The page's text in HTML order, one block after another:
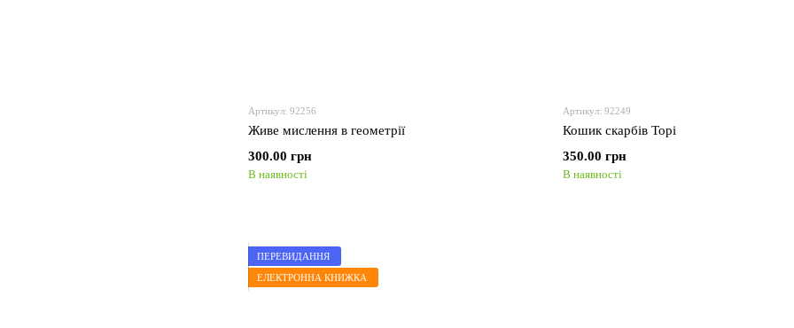
Артикул: 92256
Живе мислення в геометрії
300.00 грн
В наявності
Артикул: 92249
Кошик скарбів Торі
350.00 грн
В наявності
ПЕРЕВИДАННЯ
ЕЛЕКТРОННА КНИЖКА